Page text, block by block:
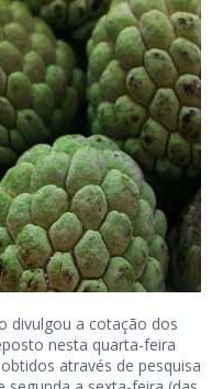
divulgou a cotação dos
nesta quarta-feira
através de pesquisa